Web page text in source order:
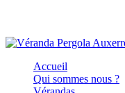
Accueil
Qui sommes nous ?